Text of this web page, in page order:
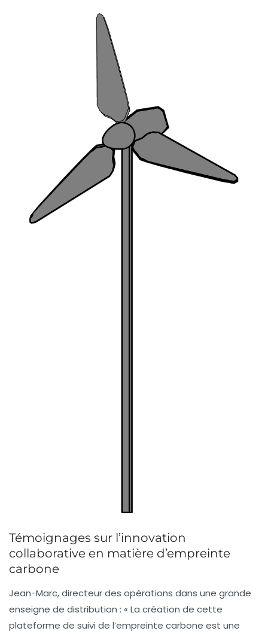
Témoignages sur l’innovation
collaborative en matière d’empreinte
carbone
Jean-Marc, directeur des opérations dans une grande
enseigne de distribution : « La création de cette
plateforme de suivi de l’empreinte carbone est une